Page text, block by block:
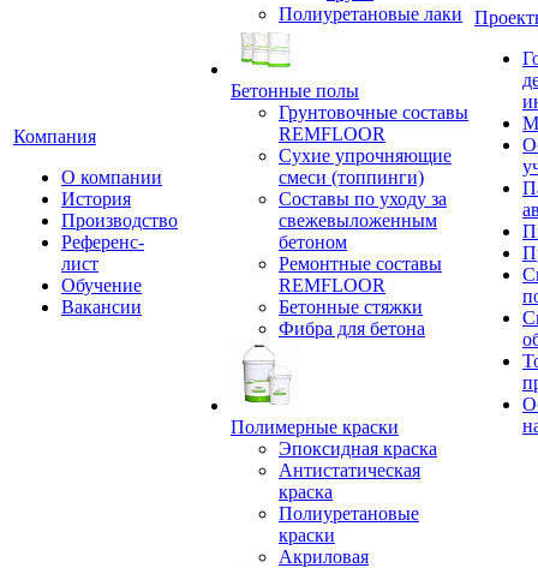
Компания
О компании
История
Производство
Референс-
лист
Обучение
Вакансии
Полиуретановые лаки
Бетонные полы
Грунтовочные составы
REMFLOOR
Сухие упрочняющие
смеси (топпинги)
Составы по уходу за
свежевыложенным
бетоном
Ремонтные составы
REMFLOOR
Бетонные стяжки
Фибра для бетона
Полимерные краски
Эпоксидная краска
Антистатическая
краска
Полиуретановые
краски
Акриловая